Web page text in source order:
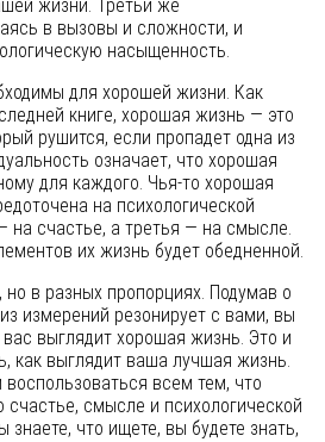
жизни. Третьи же
в вызовы и сложности, и
насыщенность.
для хорошей жизни. Как
книге, хорошая жизнь — это
рушится, если пропадет одна из
означает, что хорошая
для каждого. Чья-то хорошая
на психологической
на счастье, а третья — на смысле.
их жизнь будет обедненной.
в разных пропорциях. Подумав о
измерений резонирует с вами, вы
выглядит хорошая жизнь. Это и
как выглядит ваша лучшая жизнь.
всем тем, что
счастье, смысле и психологической
что ищете, вы будете знать,